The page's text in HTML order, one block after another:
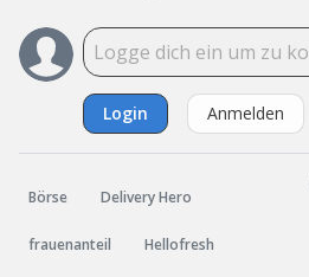
Login Anmelden
Börse Delivery Hero
frauenanteil Hellofresh